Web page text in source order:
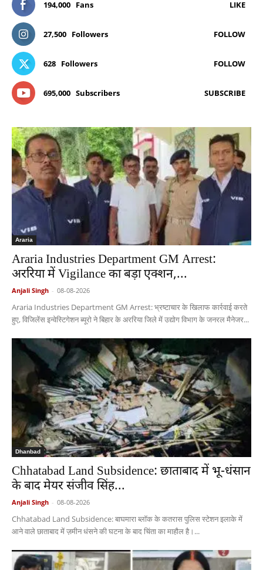
194,000 Fans LIKE
27,500 Followers FOLLOW
628 Followers FOLLOW
695,000 Subscribers SUBSCRIBE
Araria
Araria Industries Department GM Arrest:
अररिया में Vigilance का बड़ा एक्शन,...
Anjali Singh - 08-08-2026
Araria Industries Department GM Arrest: भ्रष्टाचार के खिलाफ कार्रवाई करते
हुए, विजिलेंस इन्वेस्टिगेशन ब्यूरो ने बिहार के अररिया जिले में उद्योग विभाग के जनरल मैनेजर...
Dhanbad
Chhatabad Land Subsidence: छाताबाद में भू-धंसान
के बाद मेयर संजीव सिंह...
Anjali Singh - 08-08-2026
Chhatabad Land Subsidence: बाघमारा ब्लॉक के कतरास पुलिस स्टेशन इलाके में
आने वाले छाताबाद में ज़मीन धंसने की घटना के बाद चिंता का माहौल है।...